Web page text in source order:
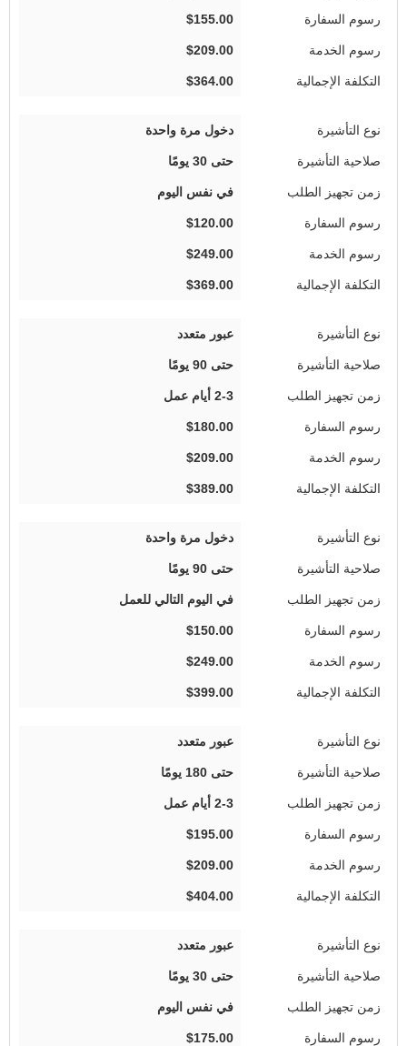
$155.00
$209.00
$364.00
دخول مرة واحدة
حتى 30 يومًا
في نفس اليوم
$120.00
$249.00
$369.00
عبور متعدد
حتى 90 يومًا
2-3 أيام عمل
$180.00
$209.00
$389.00
دخول مرة واحدة
حتى 90 يومًا
في اليوم التالي للعمل
$150.00
$249.00
$399.00
عبور متعدد
حتى 180 يومًا
2-3 أيام عمل
$195.00
$209.00
$404.00
عبور متعدد
حتى 30 يومًا
في نفس اليوم
$175.00